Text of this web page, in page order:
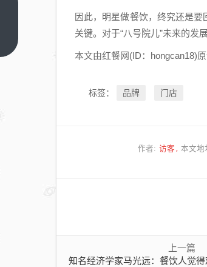
因此，明星做餐饮，终究还是
关键。对于“八号院儿”未来的发
本文由红餐网(ID：hongcan18)
标签： 品牌 门店
作者: 访客 本文地
上一篇
知名经济学家马光远：餐饮人觉得难，是因为